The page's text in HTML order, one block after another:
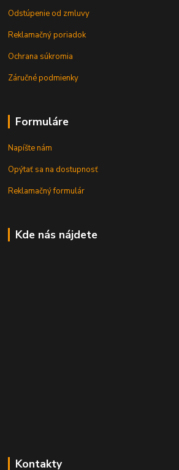
Odstúpenie od zmluvy
Reklamačný poriadok
Ochrana súkromia
Záručné podmienky
Formuláre
Napíšte nám
Opýtať sa na dostupnosť
Reklamačný formulár
Kde nás nájdete
Kontakty